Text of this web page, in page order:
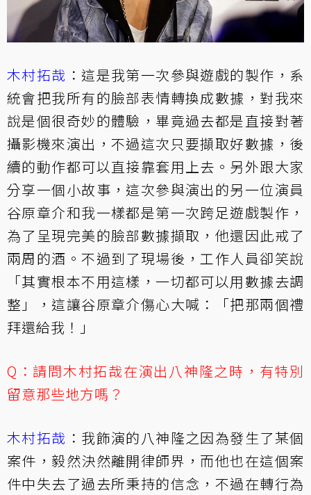
木村拓哉 ：這是我第一次參與遊戲的製作，系
統會把我所有的臉部表情轉換成數據，對我來
說是個很奇妙的體驗，畢竟過去都是直接對著
攝影機來演出，不過這次只要擷取好數據，後
續的動作都可以直接靠套用上去。另外跟大家
分享一個小故事，這次參與演出的另一位演員
谷原章介和我一樣都是第一次跨足遊戲製作，
為了呈現完美的臉部數據擷取，他還因此戒了
兩周的酒。不過到了現場後，工作人員卻笑說
「其實根本不用這樣，一切都可以用數據去調
整」，這讓谷原章介傷心大喊：「把那兩個禮
拜還給我！」
Q：請問木村拓哉在演出八神隆之時，有特別
留意那些地方嗎？
木村拓哉 ：我飾演的八神隆之因為發生了某個
案件，毅然決然離開律師界，而他也在這個案
件中失去了過去所秉持的信念，不過在轉行為